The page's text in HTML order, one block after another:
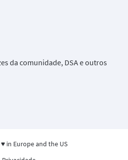
da comunidade, DSA e outros
in Europe and the US